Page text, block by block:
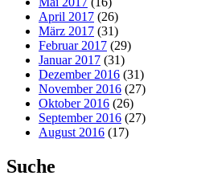
April 2017 (26)
März 2017 (31)
Februar 2017 (29)
Januar 2017 (31)
Dezember 2016 (31)
November 2016 (27)
Oktober 2016 (26)
September 2016 (27)
August 2016 (17)
Suche